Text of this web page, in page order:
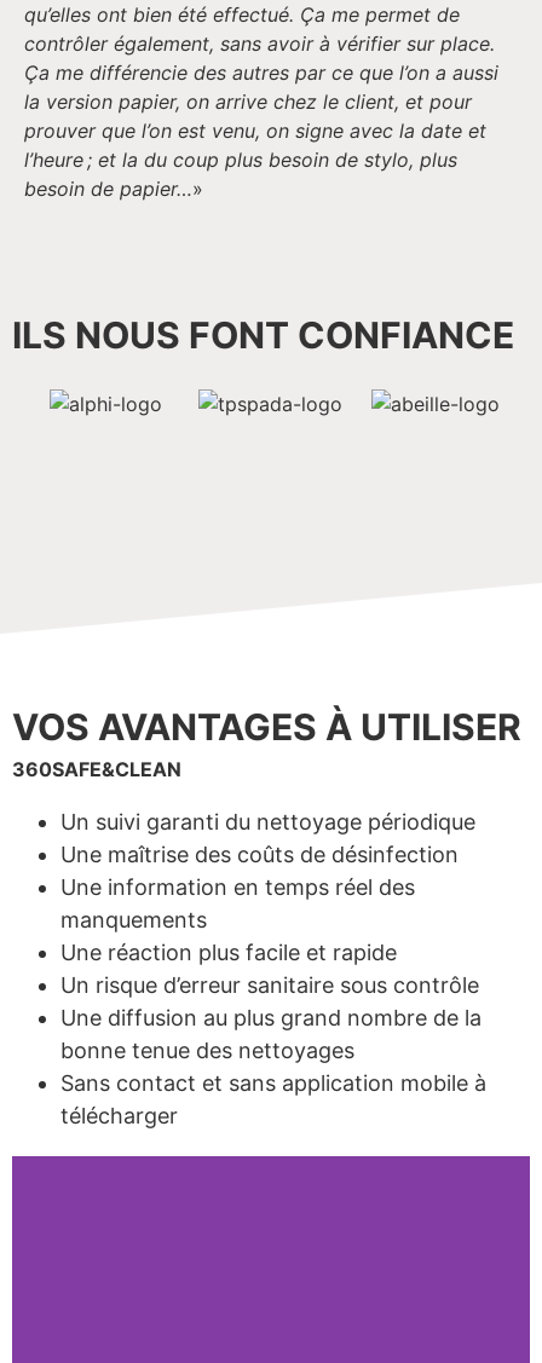
qu’elles ont bien été effectué. Ça me permet de
contrôler également, sans avoir à vérifier sur place.
Ça me différencie des autres par ce que l’on a aussi
la version papier, on arrive chez le client, et pour
prouver que l’on est venu, on signe avec la date et
l’heure ; et la du coup plus besoin de stylo, plus
besoin de papier…»
ILS NOUS FONT CONFIANCE
VOS AVANTAGES À UTILISER
360SAFE&CLEAN
Un suivi garanti du nettoyage périodique
Une maîtrise des coûts de désinfection
Une information en temps réel des
manquements
Une réaction plus facile et rapide
Un risque d’erreur sanitaire sous contrôle
Une diffusion au plus grand nombre de la
bonne tenue des nettoyages
Sans contact et sans application mobile à
télécharger